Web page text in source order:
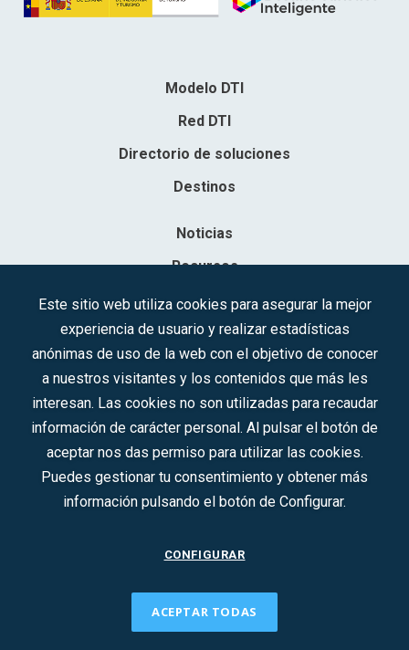
Modelo DTI
Red DTI
Directorio de soluciones
Destinos
Noticias
Recursos
Contacto
Sociedad Mercantil Estatal para la Gestión de la Innovación y las
Síguenos en redes sociales:
CONTACTO
2022 © DTI · Todos los derechos reservados ·
Este sitio web utiliza cookies para asegurar la mejor
experiencia de usuario y realizar estadísticas
anónimas de uso de la web con el objetivo de conocer
a nuestros visitantes y los contenidos que más les
interesan. Las cookies no son utilizadas para recaudar
información de carácter personal. Al pulsar el botón de
aceptar nos das permiso para utilizar las cookies.
Puedes gestionar tu consentimiento y obtener más
información pulsando el botón de Configurar.
CONFIGURAR
ACEPTAR TODAS